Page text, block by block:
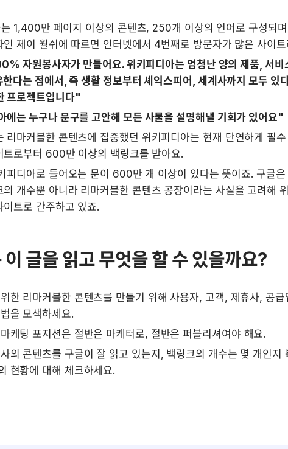
1,400만 페이지 이상의 콘텐츠, 250개 이상의 언어로 구성되
인 제이 월쉬에 따르면 인터넷에서 4번째로 방문자가 많은 사이
자원봉사자가 만들어요. 위키피디아는 엄청난 양의 제품, 서비
한다는 점에서, 즉 생활 정보부터 셰익스피어, 세계사까지 모두 있
프로젝트입니다"
에는 누구나 문구를 고안해 모든 사물을 설명해낼 기회가 있어요"
리마커블한 콘텐츠에 집중했던 위키피디아는 현재 단연하게 필
트로부터 600만 이상의 백링크를 받아요.
피디아로 들어오는 문이 600만 개 이상이 있다는 뜻이죠. 구글
의 개수뿐 아니라 리마커블한 콘텐츠 공장이라는 사실을 고려해
이트로 간주하고 있죠.
이 글을 읽고 무엇을 할 수 있을까요?
한 리마커블한 콘텐츠를 만들기 위해 사용자, 고객, 제휴사, 공
을 모색하세요.
케팅 포지션은 절반은 마케터로, 절반은 퍼블리셔여야 해요.
의 콘텐츠를 구글이 잘 읽고 있는지, 백링크의 개수는 몇 개인지
현황에 대해 체크하세요.